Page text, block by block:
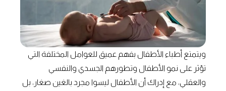
ويتمتع أطباء الأطفال بفهم عميق للعوامل المختلفة التي
تؤثر على نمو الأطفال وتطورهم الجسدي والنفسي
والعقلي، مع إدراك أن الأطفال ليسوا مجرد بالغين صغار، بل